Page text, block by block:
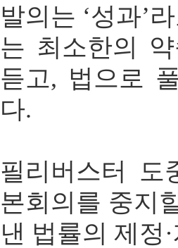
발의는 ‘성과’
는 최소한의
듣고, 법으로
다.
필리버스터 도
본회의를 중지
낸 법률의 제정